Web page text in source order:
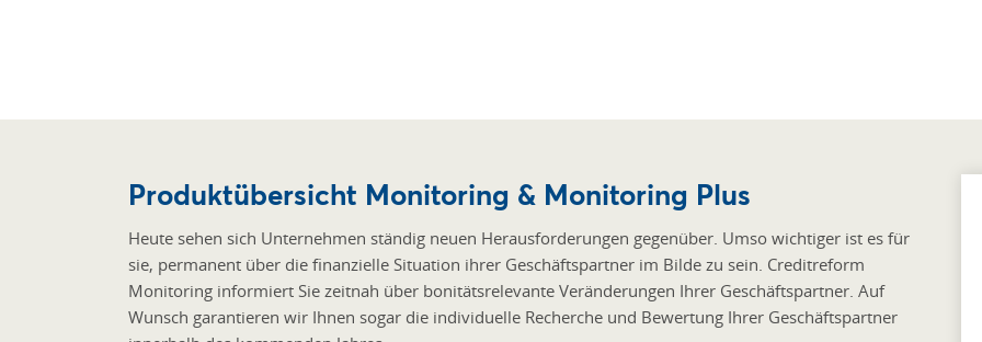
Produktübersicht Monitoring & Monitoring Plus
Heute sehen sich Unternehmen ständig neuen Herausforderungen gegenüber. Umso wichtiger ist es für
sie, permanent über die finanzielle Situation ihrer Geschäftspartner im Bilde zu sein. Creditreform
Monitoring informiert Sie zeitnah über bonitätsrelevante Veränderungen Ihrer Geschäftspartner. Auf
Wunsch garantieren wir Ihnen sogar die individuelle Recherche und Bewertung Ihrer Geschäftspartner